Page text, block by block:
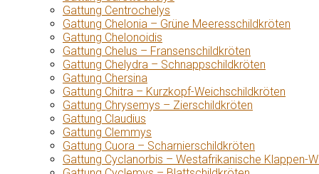
Gattung Centrochelys
Gattung Chelonia – Grüne Meeresschildkröten
Gattung Chelonoidis
Gattung Chelus – Fransenschildkröten
Gattung Chelydra – Schnappschildkröten
Gattung Chersina
Gattung Chitra – Kurzkopf-Weichschildkröten
Gattung Chrysemys – Zierschildkröten
Gattung Claudius
Gattung Clemmys
Gattung Cuora – Scharnierschildkröten
Gattung Cyclanorbis – Westafrikanische Klappen-